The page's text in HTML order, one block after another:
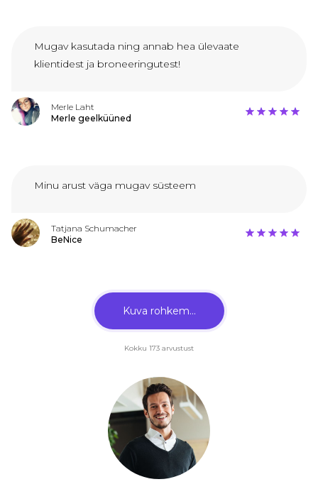
Mugav kasutada ning annab hea ülevaate
klientidest ja broneeringutest!
Merle Laht
Merle geelküüned
Minu arust väga mugav süsteem
Tatjana Schumacher
BeNice
Kuva rohkem...
Kokku 173 arvustust